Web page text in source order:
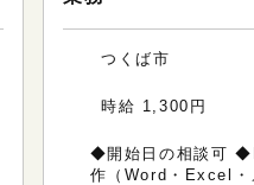
つくば市
時給 1,300円
◆開始日の相談可
作（Word・Excel・